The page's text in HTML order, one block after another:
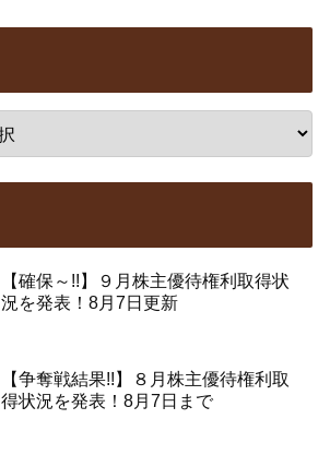
【確保～!!】９月株主優待権利取得状
況を発表！8月7日更新
【争奪戦結果!!】８月株主優待権利取
得状況を発表！8月7日まで